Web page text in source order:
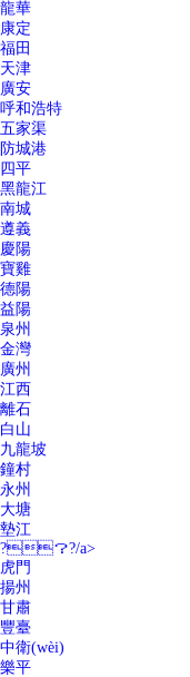
龍華
康定
福田
天津
廣安
呼和浩特
五家渠
防城港
四平
黑龍江
南城
遵義
慶陽
寶雞
德陽
益陽
泉州
金灣
廣州
江西
離石
白山
九龍坡
鐘村
永州
大塘
墊江
?？?/a>
虎門
揚州
甘肅
豐臺
中衛(wèi)
樂平